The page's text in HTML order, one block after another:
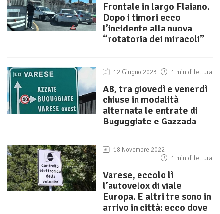
Frontale in largo Flaiano.
Dopo i timori ecco
l’incidente alla nuova
“rotatoria dei miracoli”
12 Giugno 2023 1 min di lettura
A8, tra giovedì e venerdì
chiuse in modalità
alternata le entrate di
Buguggiate e Gazzada
18 Novembre 2022
1 min di lettura
Varese, eccolo lì
l’autovelox di viale
Europa. E altri tre sono in
arrivo in città: ecco dove